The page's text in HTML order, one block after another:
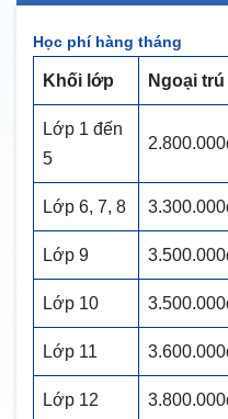
Học phí hàng tháng
Khối lớp Ngoại trú
Lớp 1 đến
5
Lớp 6, 7, 8
Lớp 9
Lớp 10
Lớp 11
Lớp 12